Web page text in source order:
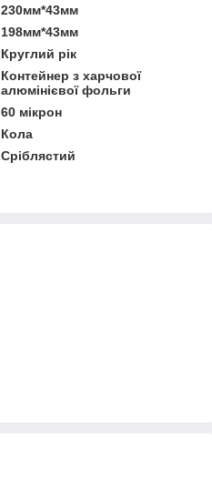
230мм*43мм
198мм*43мм
Круглий рік
Контейнер з харчової
алюмінієвої фольги
60 мікрон
Кола
Сріблястий